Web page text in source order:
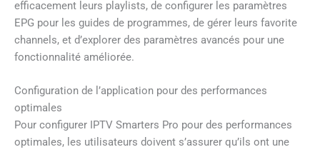
efficacement leurs playlists, de configurer les paramètres
EPG pour les guides de programmes, de gérer leurs favorite
channels, et d’explorer des paramètres avancés pour une
fonctionnalité améliorée.
Configuration de l’application pour des performances
optimales
Pour configurer IPTV Smarters Pro pour des performances
optimales, les utilisateurs doivent s’assurer qu’ils ont une